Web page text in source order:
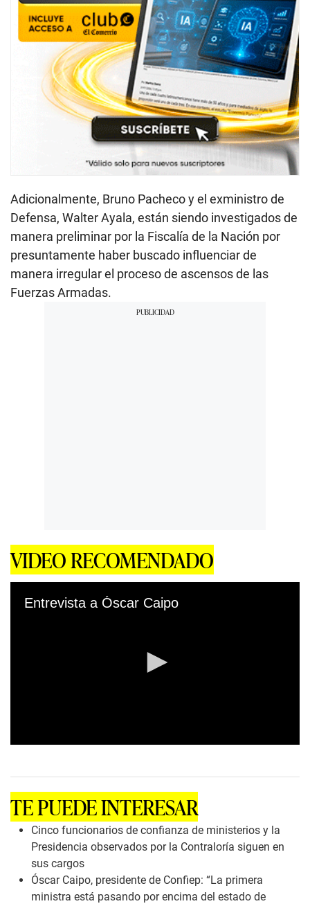
Adicionalmente, Bruno Pacheco y el exministro de
Defensa, Walter Ayala, están siendo investigados de
manera preliminar por la Fiscalía de la Nación por
presuntamente haber buscado influenciar de
manera irregular el proceso de ascensos de las
Fuerzas Armadas.
VIDEO RECOMENDADO
Entrevista a Óscar Caipo
o
n
d
TE PUEDE INTERESAR
Cinco funcionarios de confianza de ministerios y la
Presidencia observados por la Contraloría siguen en
sus cargos
Óscar Caipo, presidente de Confiep: “La primera
ministra está pasando por encima del estado de